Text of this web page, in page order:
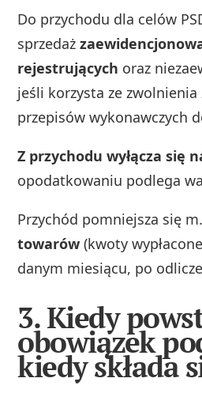
Do przychodu dla celów
sprzedaż
rejestrujących oraz
jeśli korzysta ze
przepisów wykonawczych
Z przychodu wyłącza się
opodatkowaniu podlega
Przychód pomniejsza się
towarów (kwoty
danym miesiącu, po
3. Kiedy
obowiązek
kiedy składa